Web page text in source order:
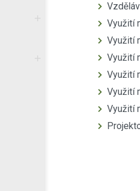
Využití
Využití
Využití
Využití
Využití
Využití